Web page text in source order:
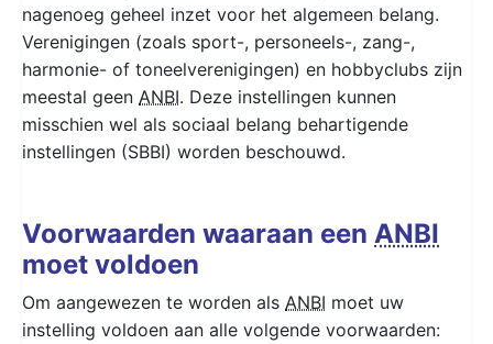
nagenoeg geheel inzet voor het algemeen belang.
Verenigingen (zoals sport-, personeels-, zang-,
harmonie- of toneelverenigingen) en hobbyclubs zijn
meestal geen ANBI. Deze instellingen kunnen
misschien wel als sociaal belang behartigende
instellingen (SBBI) worden beschouwd.
Voorwaarden waaraan een ANBI
moet voldoen
Om aangewezen te worden als ANBI moet uw
instelling voldoen aan alle volgende voorwaarden: